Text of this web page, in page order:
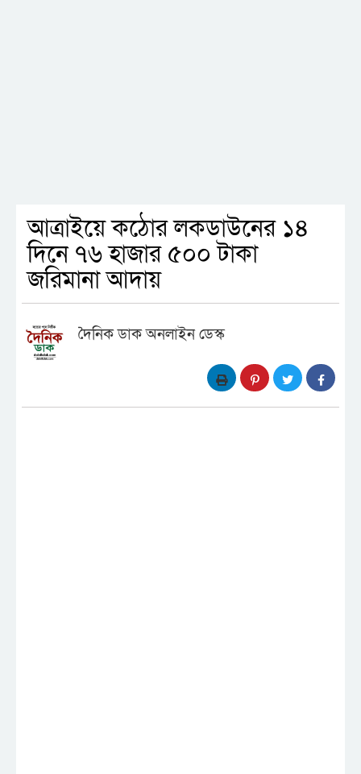
আত্রাইয়ে কঠোর লকডাউনের ১৪
দিনে ৭৬ হাজার ৫০০ টাকা
জরিমানা আদায়
দৈনিক ডাক অনলাইন ডেস্ক